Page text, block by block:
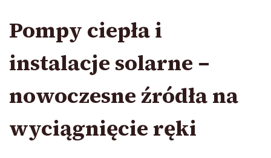
Pompy ciepła i
instalacje solarne –
nowoczesne źródła na
wyciągnięcie ręki